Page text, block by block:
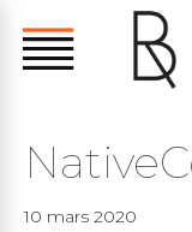
10 mars 2020